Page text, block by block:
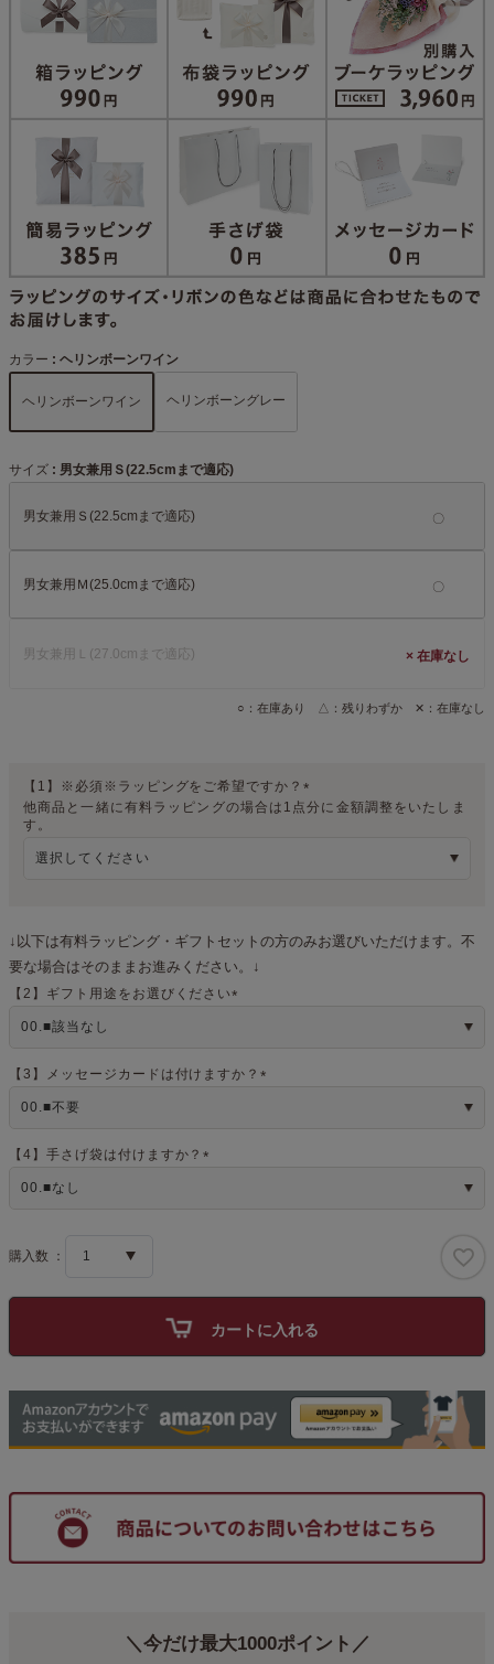
【1】※必須※ラッピングをご希望ですか？
(
他商品と一緒に有料ラッピングの場合は1点分に金額調整をいたしま
す。
↓以下は有料ラッピング・ギフトセットの方のみお選びいただけます。不
要な場合はそのままお進みください。↓
【2】ギフト用途をお選びください
)
【3】メッセージカードは付けますか？
【4】手さげ袋は付けますか？
サイズ 男女兼用Ｓ(22.5cmまで適応)
男女兼用Ｓ(22.5cmまで適応)
男女兼用Ｍ(25.0cmまで適応)
男女兼用Ｌ(27.0cmまで適応) ×
○：在庫あり △：残りわずか ✕：在庫なし
カラー ヘリンボーンワイン
ヘリンボーンワイン ヘリンボーングレー
カートに入れる
＼今だけ最大1000ポイント／